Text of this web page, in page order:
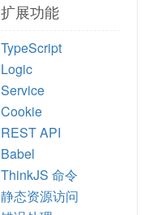
扩展功能
TypeScript
Logic
Service
Cookie
REST API
Babel
ThinkJS 命令
静态资源访问